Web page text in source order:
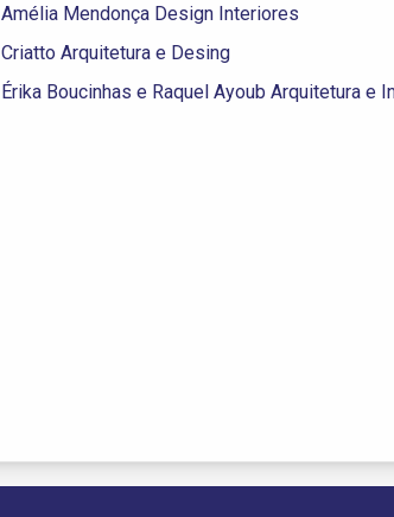
Amélia Mendonça Design Interiores
Criatto Arquitetura e Desing
Érika Boucinhas e Raquel Ayoub Arquitetura e